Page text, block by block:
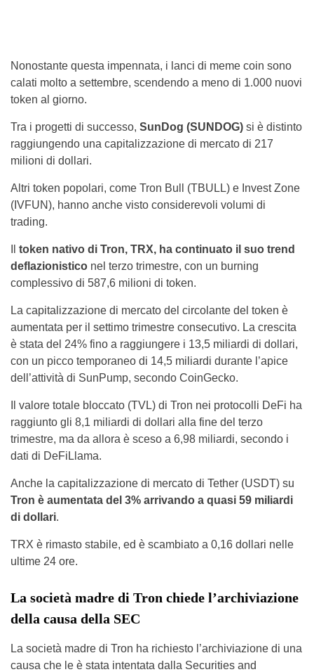
Nonostante questa impennata, i lanci di meme coin sono
calati molto a settembre, scendendo a meno di 1.000 nuovi
token al giorno.
Tra i progetti di successo, SunDog (SUNDOG) si è distinto
raggiungendo una capitalizzazione di mercato di 217
milioni di dollari.
Altri token popolari, come Tron Bull (TBULL) e Invest Zone
(IVFUN), hanno anche visto considerevoli volumi di
trading.
token nativo di Tron, TRX, ha continuato il suo trend
deflazionistico nel terzo trimestre, con un burning
complessivo di 587,6 milioni di token.
La capitalizzazione di mercato del circolante del token è
aumentata per il settimo trimestre consecutivo. La crescita
è stata del 24% fino a raggiungere i 13,5 miliardi di dollari,
con un picco temporaneo di 14,5 miliardi durante l’apice
dell’attività di SunPump, secondo CoinGecko.
Il valore totale bloccato (TVL) di Tron nei protocolli DeFi ha
raggiunto gli 8,1 miliardi di dollari alla fine del terzo
trimestre, ma da allora è sceso a 6,98 miliardi, secondo i
dati di DeFiLlama.
Anche la capitalizzazione di mercato di Tether (USDT) su
Tron è aumentata del 3% arrivando a quasi 59 miliardi
di dollari.
TRX è rimasto stabile, ed è scambiato a 0,16 dollari nelle
ultime 24 ore.
La società madre di Tron chiede l’archiviazione
della causa della SEC
La società madre di Tron ha richiesto l’archiviazione di una
causa che le è stata intentata dalla Securities and